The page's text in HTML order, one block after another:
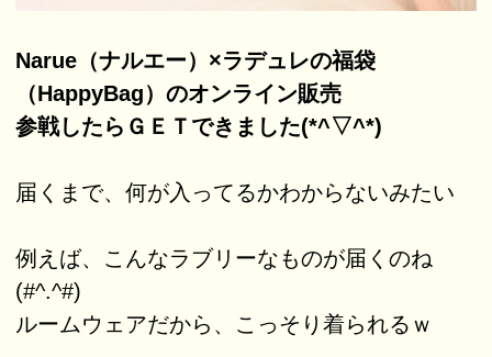
Narue（ナルエー）×ラデュレの福袋
（HappyBag）のオンライン販売
参戦したらＧＥＴできました(*^▽^*)
届くまで、何が入ってるかわからないみたい
例えば、こんなラブリーなものが届くのね
(#^.^#)
ルームウェアだから、こっそり着られるｗ